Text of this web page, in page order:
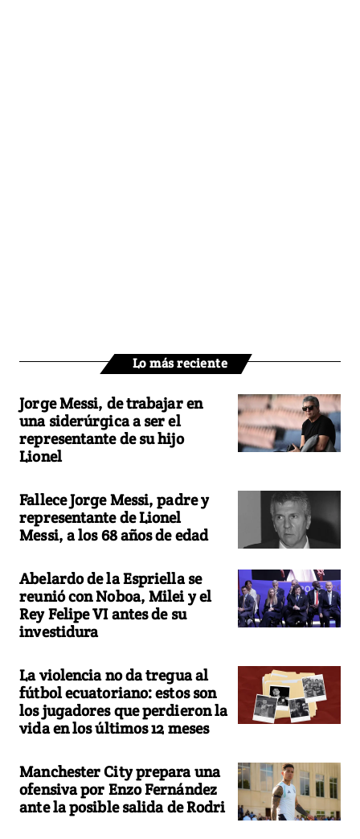
Lo más reciente
Jorge Messi, de trabajar en
una siderúrgica a ser el
representante de su hijo
Lionel
Fallece Jorge Messi, padre y
representante de Lionel
Messi, a los 68 años de edad
Abelardo de la Espriella se
reunió con Noboa, Milei y el
Rey Felipe VI antes de su
investidura
La violencia no da tregua al
fútbol ecuatoriano: estos son
los jugadores que perdieron la
vida en los últimos 12 meses
Manchester City prepara una
ofensiva por Enzo Fernández
ante la posible salida de Rodri